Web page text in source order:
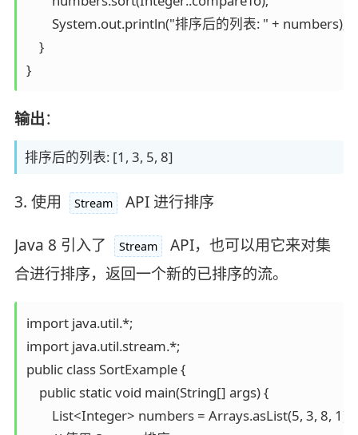
        System.out.println("排序后的列表: " + numbers);
    }
}
输出：
排序后的列表: [1, 3, 5, 8]
3. 使用 Stream API 进行排序
Java 8 引入了 Stream
API，也可以用它来对集
合进行排序，返回一个新的已排序的流。
import java.util.*;
import java.util.stream.*;
public class SortExample {
    public static void main(String[] args) {
        List<Integer> numbers = Arrays.asList(5, 3, 8, 1);